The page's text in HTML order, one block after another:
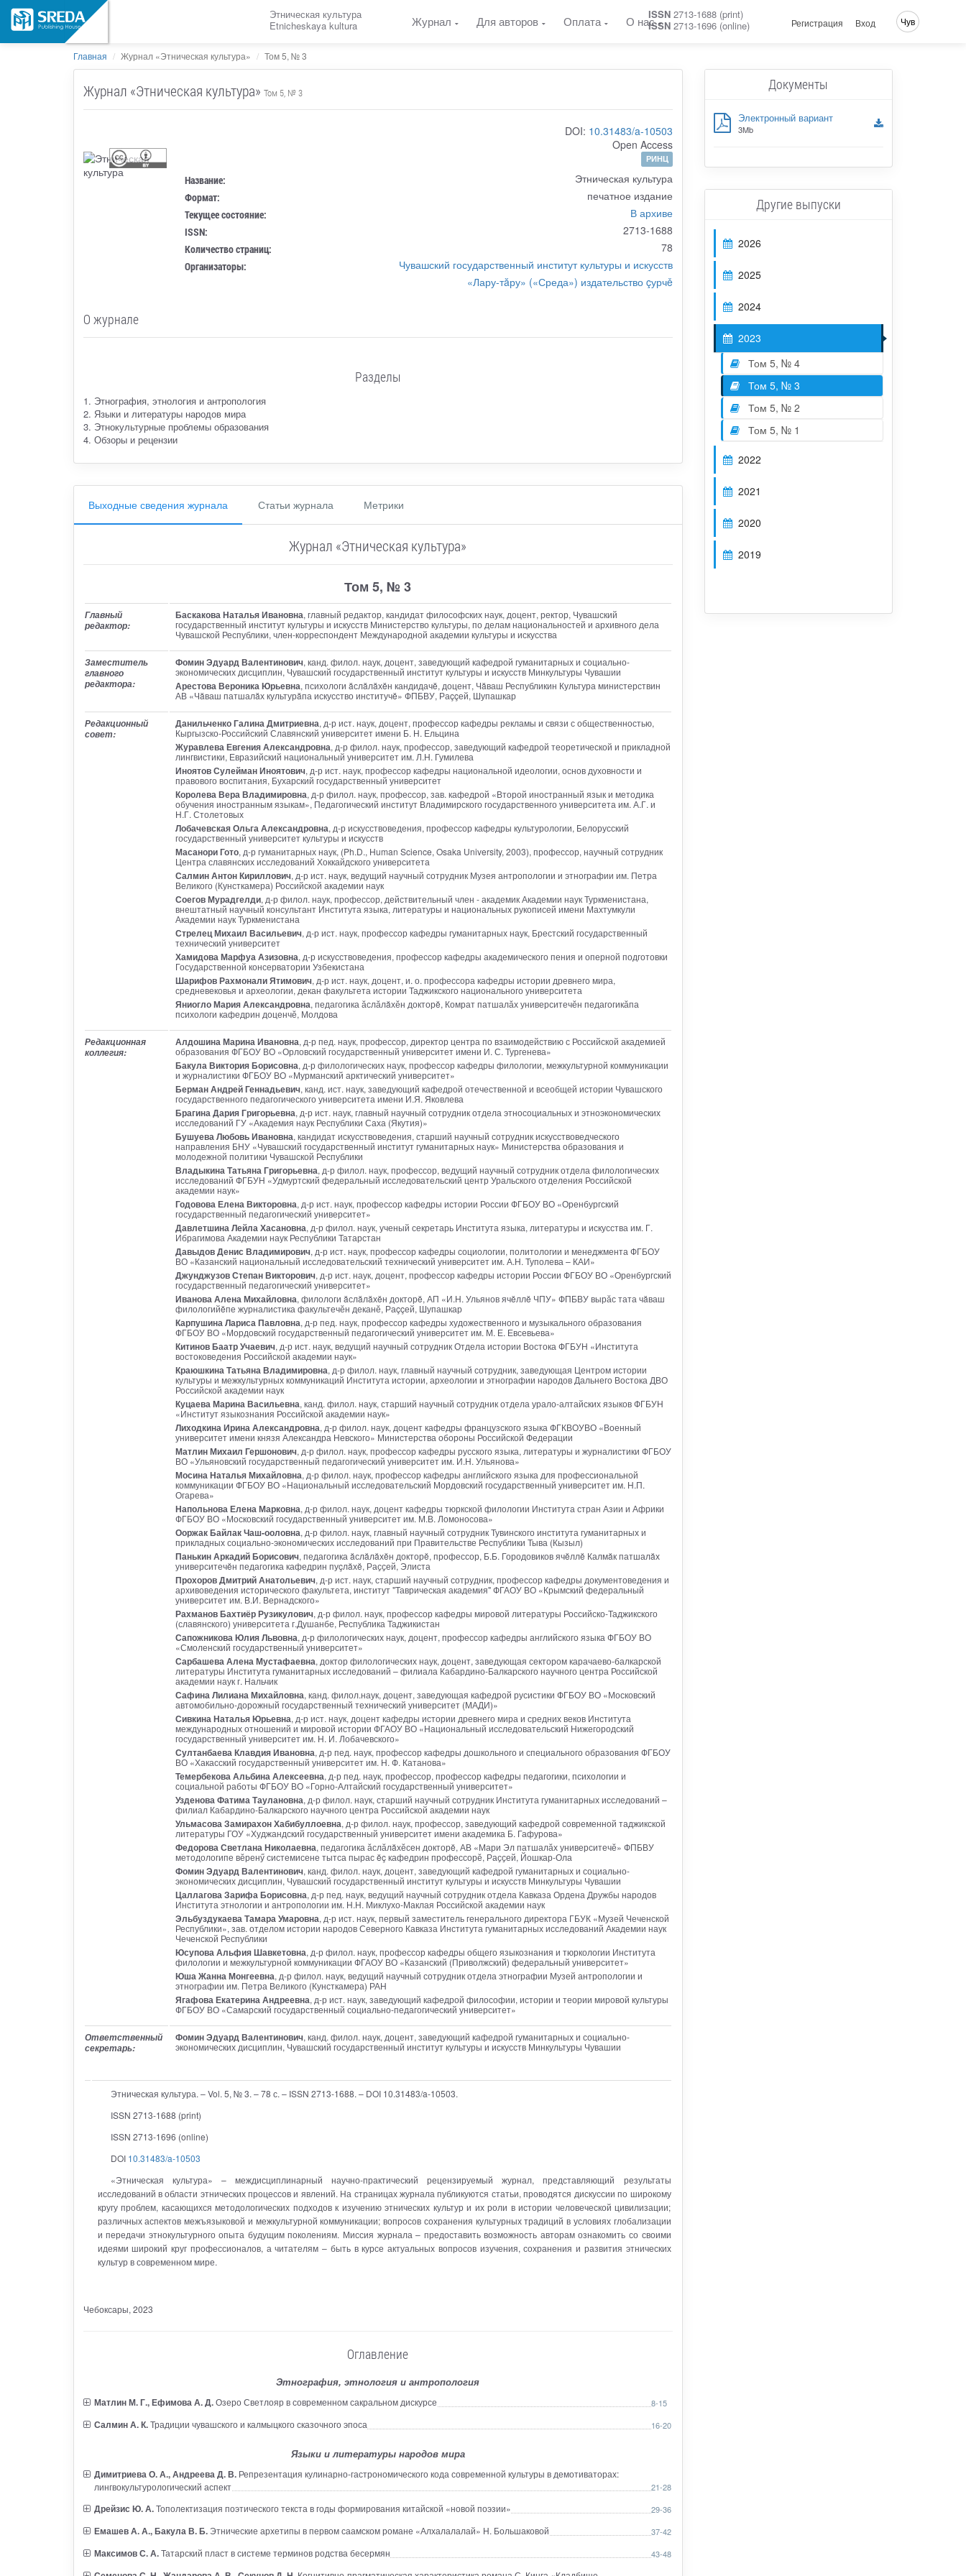
Этническая культура
Etnicheskaya kultura
Журнал Для авторов Оплата О насISSN 2713-1688 (print)
ISSN 2713-1696 (online) Регистрация Вход Чув
Главная Журнал «Этническая культура» Том 5, № 3
Журнал «Этническая культура» Том 5, № 3
DOI: 10.31483/a-10503
Open Access
РИНЦ
Название: Этническая культура
Формат: печатное издание
Текущее состояние: В архиве
ISSN: 2713-1688
Количество страниц: 78
Организаторы:
Чувашский государственный институт культуры и искусств
«Лару-тăру» («Среда») издательство çурчě
О журнале
Разделы
1. Этнография, этнология и антропология
2. Языки и литературы народов мира
3. Этнокультурные проблемы образования
4. Обзоры и рецензии
Выходные сведения журнала Статьи журнала Метрики
Журнал «Этническая культура»
Том 5, № 3
Главный
редактор:
Баскакова Наталья Ивановна, главный редактор, кандидат философских наук, доцент, ректор, Чувашский
государственный институт культуры и искусств Министерство культуры, по делам национальностей и архивного дела
Чувашской Республики, член-корреспондент Международной академии культуры и искусства
Заместитель
главного
редактора:
Фомин Эдуард Валентинович, канд. филол. наук, доцент, заведующий кафедрой гуманитарных и социально-
экономических дисциплин, Чувашский государственный институт культуры и искусств Минкультуры Чувашии
Арестова Вероника Юрьевна, психологи ăслăлăхĕн кандидачĕ, доцент, Чăваш Республикин Культура министерствин
АВ «Чăваш патшалăх культурăпа искусство институчĕ» ФПБВУ, Раççей, Шупашкар
Редакционный
совет:
Данильченко Галина Дмитриевна, д-р ист. наук, доцент, профессор кафедры рекламы и связи с общественностью,
Кыргызско-Российский Славянский университет имени Б. Н. Ельцина
Журавлева Евгения Александровна, д-р филол. наук, профессор, заведующий кафедрой теоретической и прикладной
лингвистики, Евразийский национальный университет им. Л.Н. Гумилева
Иноятов Сулейман Иноятович, д-р ист. наук, профессор кафедры национальной идеологии, основ духовности и
правового воспитания, Бухарский государственный университет
Королева Вера Владимировна, д-р филол. наук, профессор, зав. кафедрой «Второй иностранный язык и методика
обучения иностранным языкам», Педагогический институт Владимирского государственного университета им. А.Г. и
Н.Г. Столетовых
Лобачевская Ольга Александровна, д-р искусствоведения, профессор кафедры культурологии, Белорусский
государственный университет культуры и искусств
Масанори Гото, д-р гуманитарных наук, (Ph.D., Human Science, Osaka University, 2003), профессор, научный сотрудник
Центра славянских исследований Хоккайдского университета
Салмин Антон Кириллович, д-р ист. наук, ведущий научный сотрудник Музея антропологии и этнографии им. Петра
Великого (Кунсткамера) Российской академии наук
Соегов Мурадгелди, д-р филол. наук, профессор, действительный член - академик Академии наук Туркменистана,
внештатный научный консультант Института языка, литературы и национальных рукописей имени Махтумкули
Академии наук Туркменистана
Стрелец Михаил Васильевич, д-р ист. наук, профессор кафедры гуманитарных наук, Брестский государственный
технический университет
Хамидова Марфуа Азизовна, д-р искусствоведения, профессор кафедры академического пения и оперной подготовки
Государственной консерватории Узбекистана
Шарифов Рахмонали Ятимович, д-р ист. наук, доцент, и. о. профессора кафедры истории древнего мира,
средневековья и археологии, декан факультета истории Таджикского национального университета
Яниогло Мария Александровна, педагогика ӑслӑлăхӗн докторĕ, Комрат патшалӑх университечӗн педагогикӑпа
психологи кафедрин доценчӗ, Молдова
Редакционная
коллегия:
Алдошина Марина Ивановна, д-р пед. наук, профессор, директор центра по взаимодействию с Российской академией
образования ФГБОУ ВО «Орловский государственный университет имени И. С. Тургенева»
Бакула Виктория Борисовна, д-р филологических наук, профессор кафедры филологии, межкультурной коммуникации
и журналистики ФГБОУ ВО «Мурманский арктический университет»
Берман Андрей Геннадьевич, канд. ист. наук, заведующий кафедрой отечественной и всеобщей истории Чувашского
государственного педагогического университета имени И.Я. Яковлева
Брагина Дария Григорьевна, д-р ист. наук, главный научный сотрудник отдела этносоциальных и этноэкономических
исследований ГУ «Академия наук Республики Саха (Якутия)»
Бушуева Любовь Ивановна, кандидат искусствоведения, старший научный сотрудник искусствоведческого
направления БНУ «Чувашский государственный институт гуманитарных наук» Министерства образования и
молодежной политики Чувашской Республики
Владыкина Татьяна Григорьевна, д-р филол. наук, профессор, ведущий научный сотрудник отдела филологических
исследований ФГБУН «Удмуртский федеральный исследовательский центр Уральского отделения Российской
академии наук»
Годовова Елена Викторовна, д-р ист. наук, профессор кафедры истории России ФГБОУ ВО «Оренбургский
государственный педагогический университет»
Давлетшина Лейла Хасановна, д-р филол. наук, ученый секретарь Института языка, литературы и искусства им. Г.
Ибрагимова Академии наук Республики Татарстан
Давыдов Денис Владимирович, д-р ист. наук, профессор кафедры социологии, политологии и менеджмента ФГБОУ
ВО «Казанский национальный исследовательский технический университет им. А.Н. Туполева – КАИ»
Джунджузов Степан Викторович, д-р ист. наук, доцент, профессор кафедры истории России ФГБОУ ВО «Оренбургский
государственный педагогический университет»
Иванова Алена Михайловна, филологи ăслăлăхĕн докторĕ, АП «И.Н. Ульянов ячĕллĕ ЧПУ» ФПБВУ вырӑс тата чăваш
филологийĕпе журналистика факультечӗн деканӗ, Раççей, Шупашкар
Карпушина Лариса Павловна, д-р пед. наук, профессор кафедры художественного и музыкального образования
ФГБОУ ВО «Мордовский государственный педагогический университет им. М. Е. Евсевьева»
Китинов Баатр Учаевич, д-р ист. наук, ведущий научный сотрудник Отдела истории Востока ФГБУН «Института
востоковедения Российской академии наук»
Краюшкина Татьяна Владимировна, д-р филол. наук, главный научный сотрудник, заведующая Центром истории
культуры и межкультурных коммуникаций Института истории, археологии и этнографии народов Дальнего Востока ДВО
Российской академии наук
Куцаева Марина Васильевна, канд. филол. наук, старший научный сотрудник отдела урало-алтайских языков ФГБУН
«Институт языкознания Российской академии наук»
Лиходкина Ирина Александровна, д-р филол. наук, доцент кафедры французского языка ФГКВОУВО «Военный
университет имени князя Александра Невского» Министерства обороны Российской Федерации
Матлин Михаил Гершонович, д-р филол. наук, профессор кафедры русского языка, литературы и журналистики ФГБОУ
ВО «Ульяновский государственный педагогический университет им. И.Н. Ульянова»
Мосина Наталья Михайловна, д-р филол. наук, профессор кафедры английского языка для профессиональной
коммуникации ФГБОУ ВО «Национальный исследовательский Мордовский государственный университет им. Н.П.
Огарева»
Напольнова Елена Марковна, д-р филол. наук, доцент кафедры тюркской филологии Института стран Азии и Африки
ФГБОУ ВО «Московский государственный университет им. М.В. Ломоносова»
Ооржак Байлак Чаш-ооловна, д-р филол. наук, главный научный сотрудник Тувинского института гуманитарных и
прикладных социально-экономических исследований при Правительстве Республики Тыва (Кызыл)
Панькин Аркадий Борисович, педагогика ăслăлăхĕн докторĕ, профессор, Б.Б. Городовиков ячĕллĕ Калмăк патшалăх
университечĕн педагогика кафедрин пуçлăхĕ, Раҫҫей, Элиста
Прохоров Дмитрий Анатольевич, д-р ист. наук, старший научный сотрудник, профессор кафедры документоведения и
архивоведения исторического факультета, институт "Таврическая академия" ФГАОУ ВО «Крымский федеральный
университет им. В.И. Вернадского»
Рахманов Бахтиёр Рузикулович, д-р филол. наук, профессор кафедры мировой литературы Российско-Таджикского
(славянского) университета г.Душанбе, Республика Таджикистан
Сапожникова Юлия Львовна, д-р филологических наук, доцент, профессор кафедры английского языка ФГБОУ ВО
«Смоленский государственный университет»
Сарбашева Алена Мустафаевна, доктор филологических наук, доцент, заведующая сектором карачаево-балкарской
литературы Института гуманитарных исследований – филиала Кабардино-Балкарского научного центра Российской
академии наук г. Нальчик
Сафина Лилиана Михайловна, канд. филол.наук, доцент, заведующая кафедрой русистики ФГБОУ ВО «Московский
автомобильно-дорожный государственный технический университет (МАДИ)»
Сивкина Наталья Юрьевна, д-р ист. наук, доцент кафедры истории древнего мира и средних веков Института
международных отношений и мировой истории ФГАОУ ВО «Национальный исследовательский Нижегородский
государственный университет им. Н. И. Лобачевского»
Султанбаева Клавдия Ивановна, д-р пед. наук, профессор кафедры дошкольного и специального образования ФГБОУ
ВО «Хакасский государственный университет им. Н. Ф. Катанова»
Темербекова Альбина Алексеевна, д-р пед. наук, профессор, профессор кафедры педагогики, психологии и
социальной работы ФГБОУ ВО «Горно-Алтайский государственный университет»
Узденова Фатима Таулановна, д-р филол. наук, старший научный сотрудник Института гуманитарных исследований –
филиал Кабардино-Балкарского научного центра Российской академии наук
Ульмасова Замирахон Хабибуллоевна, д-р филол. наук, профессор, заведующий кафедрой современной таджикской
литературы ГОУ «Худжандский государственный университет имени академика Б. Гафурова»
Федорова Светлана Николаевна, педагогика ӑслӑлăхӗсен докторĕ, АВ «Мари Эл патшалӑх университечӗ» ФПБВУ
методологипе вӗренӳ системисене тытса пырас ĕç кафедрин профессорӗ, Раҫҫей, Йошкар-Ола
Фомин Эдуард Валентинович, канд. филол. наук, доцент, заведующий кафедрой гуманитарных и социально-
экономических дисциплин, Чувашский государственный институт культуры и искусств Минкультуры Чувашии
Цаллагова Зарифа Борисовна, д-р пед. наук, ведущий научный сотрудник отдела Кавказа Ордена Дружбы народов
Института этнологии и антропологии им. Н.Н. Миклухо-Маклая Российской академии наук
Эльбуздукаева Тамара Умаровна, д-р ист. наук, первый заместитель генерального директора ГБУК «Музей Чеченской
Республики», зав. отделом истории народов Северного Кавказа Института гуманитарных исследований Академии наук
Чеченской Республики
Юсупова Альфия Шавкетовна, д-р филол. наук, профессор кафедры общего языкознания и тюркологии Института
филологии и межкультурной коммуникации ФГАОУ ВО «Казанский (Приволжский) федеральный университет»
Юша Жанна Монгеевна, д-р филол. наук, ведущий научный сотрудник отдела этнографии Музей антропологии и
этнографии им. Петра Великого (Кунсткамера) РАН
Ягафова Екатерина Андреевна, д-р ист. наук, заведующий кафедрой философии, истории и теории мировой культуры
ФГБОУ ВО «Самарский государственный социально-педагогический университет»
Ответственный
секретарь:
Фомин Эдуард Валентинович, канд. филол. наук, доцент, заведующий кафедрой гуманитарных и социально-
экономических дисциплин, Чувашский государственный институт культуры и искусств Минкультуры Чувашии
Этническая культура. – Vol. 5, № 3. – 78 с. – ISSN 2713-1688. – DOI 10.31483/a-10503.
ISSN 2713-1688 (print)
ISSN 2713-1696 (online)
DOI 10.31483/a-10503
«Этническая культура» – междисциплинарный научно-практический рецензируемый журнал, представляющий результаты
исследований в области этнических процессов и явлений. На страницах журнала публикуются статьи, проводятся дискуссии по широкому
кругу проблем, касающихся методологических подходов к изучению этнических культур и их роли в истории человеческой цивилизации;
различных аспектов межъязыковой и межкультурной коммуникации; вопросов сохранения культурных традиций в условиях глобализации
и передачи этнокультурного опыта будущим поколениям. Миссия журнала – предоставить возможность авторам ознакомить со своими
идеями широкий круг профессионалов, а читателям – быть в курсе актуальных вопросов изучения, сохранения и развития этнических
культур в современном мире.
Чебоксары, 2023
Оглавление
Этнография, этнология и антропология
Матлин М. Г., Ефимова А. Д.Озеро Светлояр в современном сакральном дискурсе 8-15
Салмин А. К.Традиции чувашского и калмыцкого сказочного эпоса 16-20
Языки и литературы народов мира
Димитриева О. А., Андреева Д. В.Репрезентация кулинарно-гастрономического кода современной культуры в демотиваторах:
лингвокультурологический аспект
21-28
Дрейзис Ю. А.Тополектизация поэтического текста в годы формирования китайской «новой поэзии» 29-36
Емашев А. А., Бакула В. Б.Этнические архетипы в первом саамском романе «Алхалалалай» Н. Большаковой 37-42
Максимов С. А.Татарский пласт в системе терминов родства бесермян 43-48
Документы
Электронный вариант
3Mb
Другие выпуски
2026
2025
2024
2023
Том 5, № 4
Том 5, № 3
Том 5, № 2
Том 5, № 1
2022
2021
2020
2019